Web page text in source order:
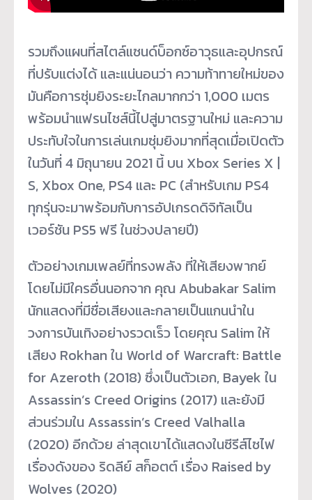
รวมถึงแผนที่สไตล์แซนด์บ็อกซ์อาวุธและอุปกรณ์
ที่ปรับแต่งได้ และแน่นอนว่า ความท้าทายใหม่ของ
มันคือการซุ่มยิงระยะไกลมากกว่า 1,000 เมตร
พร้อมนำแฟรนไชส์นี้ไปสู่มาตรฐานใหม่ และความ
ประทับใจในการเล่นเกมซุ่มยิงมากที่สุดเมื่อเปิดตัว
ในวันที่ 4 มิถุนายน 2021 นี้ บน Xbox Series X |
S, Xbox One, PS4 และ PC (สำหรับเกม PS4
ทุกรุ่นจะมาพร้อมกับการอัปเกรดดิจิทัลเป็น
เวอร์ชัน PS5 ฟรี ในช่วงปลายปี)
ตัวอย่างเกมเพลย์ที่ทรงพลัง ที่ให้เสียงพากย์
โดยไม่มีใครอื่นนอกจาก คุณ Abubakar Salim
นักแสดงที่มีชื่อเสียงและกลายเป็นแกนนำใน
วงการบันเทิงอย่างรวดเร็ว โดยคุณ Salim ให้
เสียง Rokhan ใน World of Warcraft: Battle
for Azeroth (2018) ซึ่งเป็นตัวเอก, Bayek ใน
Assassin’s Creed Origins (2017) และยังมี
ส่วนร่วมใน Assassin’s Creed Valhalla
(2020) อีกด้วย ล่าสุดเขาได้แสดงในซีรีส์ไซไฟ
เรื่องดังของ ริดลีย์ สก็อตต์ เรื่อง Raised by
Wolves (2020)